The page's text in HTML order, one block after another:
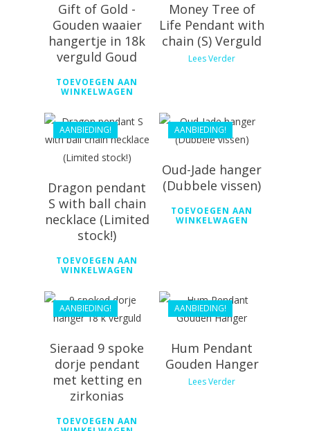
Gift of Gold -
Gouden waaier
hangertje in 18k
verguld Goud
TOEVOEGEN AAN
WINKELWAGEN
Money Tree of
Life Pendant with
chain (S) Verguld
Lees Verder
AANBIEDING!
€128.99
€118.99
Dragon pendant
S with ball chain
necklace (Limited
stock!)
TOEVOEGEN AAN
WINKELWAGEN
AANBIEDING!
€29.99
€26.99
Oud-Jade hanger
(Dubbele vissen)
TOEVOEGEN AAN
WINKELWAGEN
AANBIEDING!
€168.99
€152.09
Sieraad 9 spoke
dorje pendant
met ketting en
zirkonias
TOEVOEGEN AAN
AANBIEDING!
124.92
Hum Pendant
Gouden Hanger
Lees Verder
€108.99